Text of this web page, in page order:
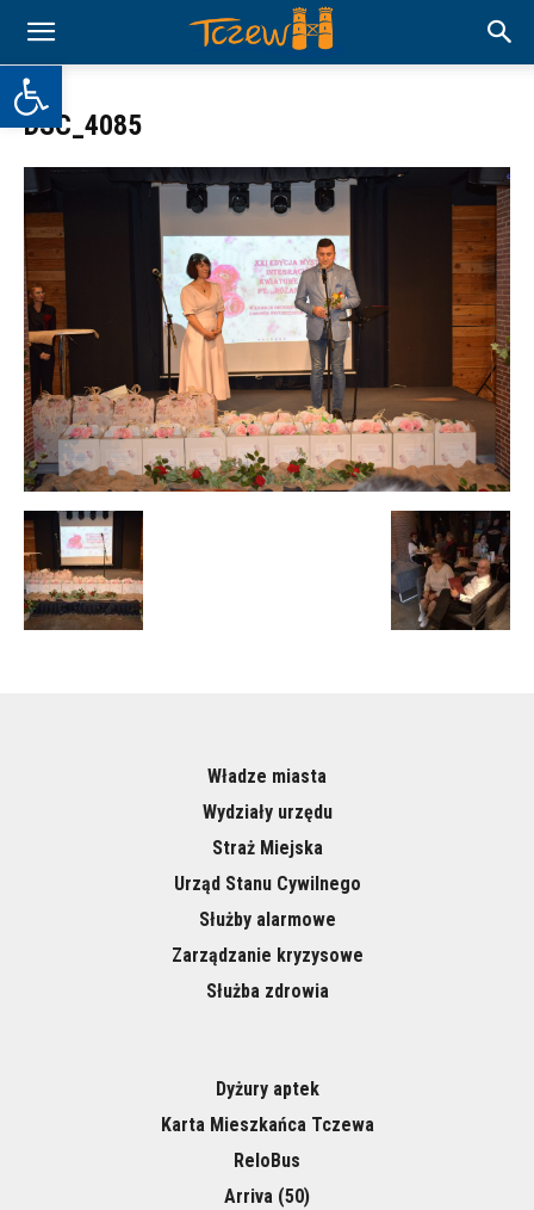
Otwórz pasek narzędzi
DSC_4085
Władze miasta
Wydziały urzędu
Straż Miejska
Urząd Stanu Cywilnego
Służby alarmowe
Zarządzanie kryzysowe
Służba zdrowia
Dyżury aptek
Karta Mieszkańca Tczewa
ReloBus
Arriva (50)